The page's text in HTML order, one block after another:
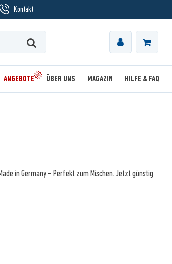
Kontakt
HILFE & FAQ
MAGAZIN
ÜBER UNS
ANGEBOTE
in Germany – Perfekt zum Mischen. Jetzt günstig